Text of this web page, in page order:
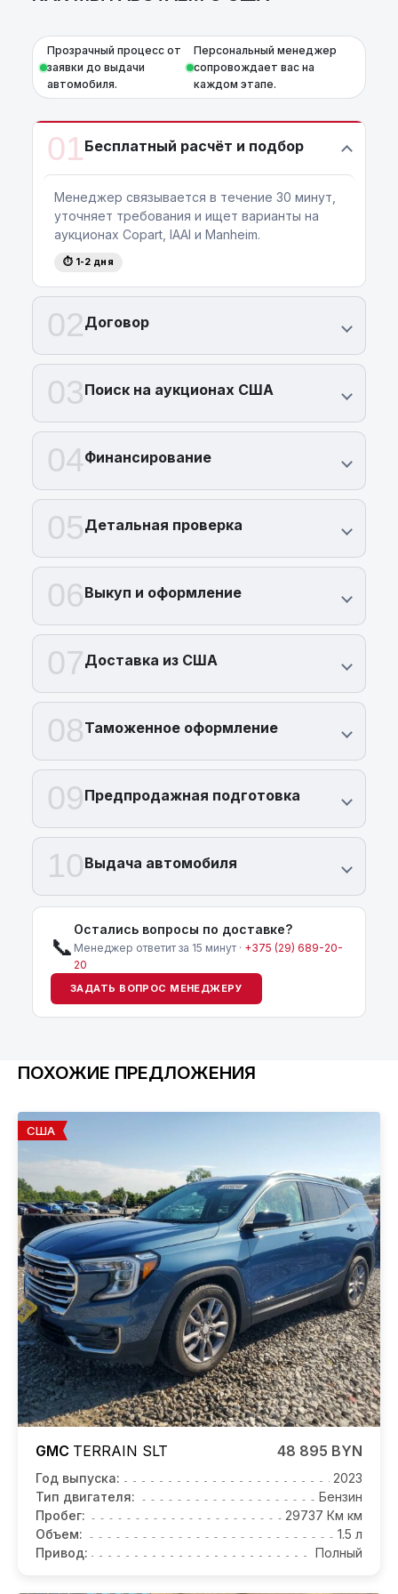
Прозрачный процесс от
заявки до выдачи
автомобиля.
Персональный менеджер
сопровождает вас на
каждом этапе.
01Бесплатный расчёт и подбор
Менеджер связывается в течение 30 минут,
уточняет требования и ищет варианты на
аукционах Copart, IAAI и Manheim.
⏱ 1-2 дня
02Договор
03Поиск на аукционах США
04Финансирование
05Детальная проверка
06Выкуп и оформление
07Доставка из США
08Таможенное оформление
09Предпродажная подготовка
10Выдача автомобиля
📞
Остались вопросы по доставке?
Менеджер ответит за 15 минут · +375 (29) 689-20-
20
ЗАДАТЬ ВОПРОС МЕНЕДЖЕРУ
ПОХОЖИЕ ПРЕДЛОЖЕНИЯ
США
GMC TERRAIN SLT 48 895 BYN
Год выпуска:
2023
Тип двигателя:
Бензин
Пробег:
29737 Км км
Объем:
1.5 л
Привод:
Полный